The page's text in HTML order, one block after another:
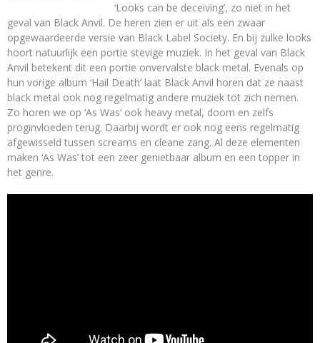
‘Looks can be deceiving’, zo niet in het
geval van Black Anvil. De heren zien er uit als een zwaar
opgewaardeerde versie van Black Label Society. En bij zulke looks
hoort natuurlijk een portie stevige muziek. In het geval van Black
Anvil betekent dit een portie onvervalste black metal. Evenals op
hun vorige album ‘Hail Death’ laat Black Anvil horen dat ze naast
black metal ook nog regelmatig andere muziek tot zich nemen.
Zo horen we op ‘As Was’ ook heavy metal, doom en zelfs
proginvloeden terug. Daarbij wordt er ook nog eens regelmatig
afgewisseld tussen screams en cleane zang. Al deze elementen
maken ‘As Was’ tot een zeer genietbaar album en een topper in
het genre.